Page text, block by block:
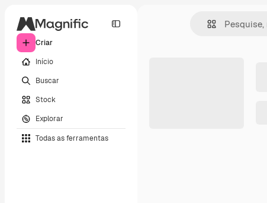
Criar
Início
Buscar
Stock
Explorar
Todas as ferramentas